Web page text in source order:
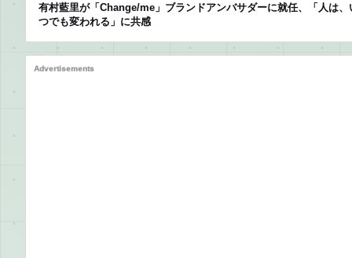
有村藍里が「Change/me」ブランドアンバサダーに就任、「人は、
つでも変われる」に共感
Advertisements